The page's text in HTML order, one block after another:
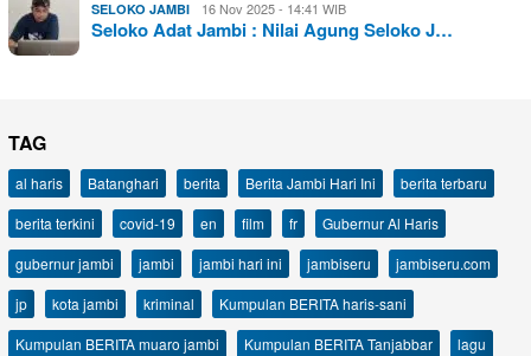
SELOKO JAMBI 16 Nov 2025 - 14:41 WIB
Seloko Adat Jambi : Nilai Agung Seloko J…
TAG
al haris Batanghari berita Berita Jambi Hari Ini
berita terbaru
berita terkini
covid-19 en film fr
Gubernur Al Haris
gubernur jambi
jambi jambi hari ini jambiseru
jambiseru.com
jp
kota jambi kriminal
Kumpulan BERITA haris-sani
Kumpulan BERITA muaro jambi
Kumpulan BERITA Tanjabbar
lagu